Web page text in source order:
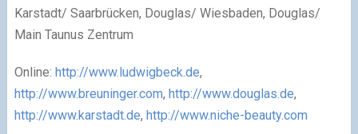
Karstadt/ Saarbrücken, Douglas/ Wiesbaden, Douglas/
Main Taunus Zentrum
Online: http://www.ludwigbeck.de,
http://www.breuninger.com, http://www.douglas.de,
http://www.karstadt.de, http://www.niche-beauty.com